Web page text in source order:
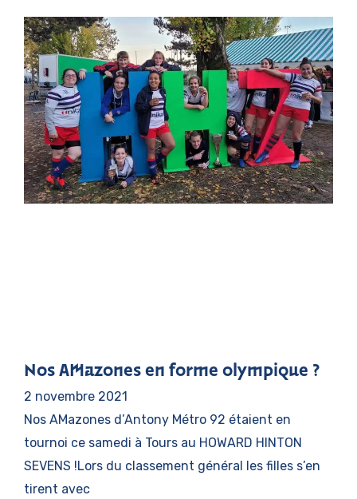
Nos AMazones en forme olympique ?
2 novembre 2021
Nos AMazones d’Antony Métro 92 étaient en
tournoi ce samedi à Tours au HOWARD HINTON
SEVENS !Lors du classement général les filles s’en
tirent avec